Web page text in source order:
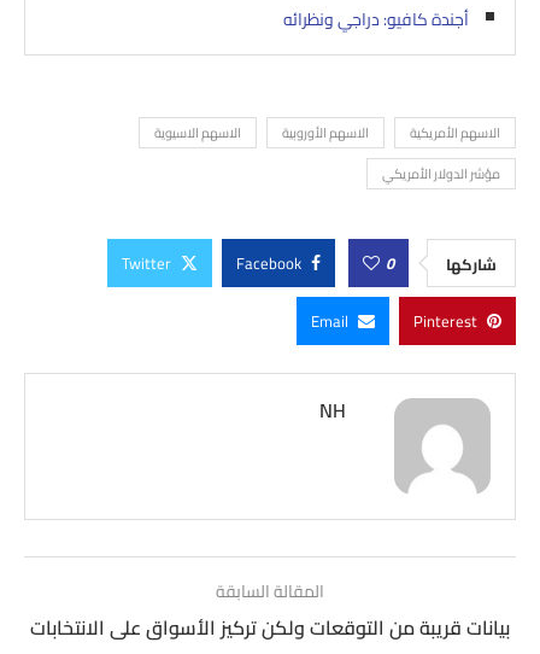
أجندة كافيو: دراجي ونظرائه
الاسهم الأمريكية الاسهم الأوروبية
الاسهم الاسيوية
مؤشر الدولار الأمريكي
شاركها 0
Facebook
Twitter
Pinterest
Email
NH
المقالة السابقة
بيانات قريبة من التوقعات ولكن تركيز الأسواق على الانتخابات